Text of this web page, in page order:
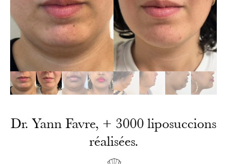
Dr. Yann Favre, + 3000 liposuccions
réalisées.